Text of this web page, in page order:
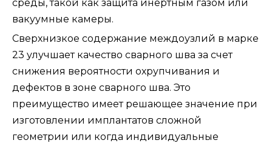
среды, такой как защита инертным газом или
вакуумные камеры.
Сверхнизкое содержание междоузлий в марке
23 улучшает качество сварного шва за счет
снижения вероятности охрупчивания и
дефектов в зоне сварного шва. Это
преимущество имеет решающее значение при
изготовлении имплантатов сложной
геометрии или когда индивидуальные